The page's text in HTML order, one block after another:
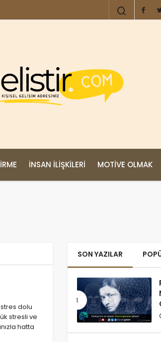
İNSAN İLIŞKILERI MOTIVE OLMAK
dolu
stresli ve
hatta
SON YAZILAR